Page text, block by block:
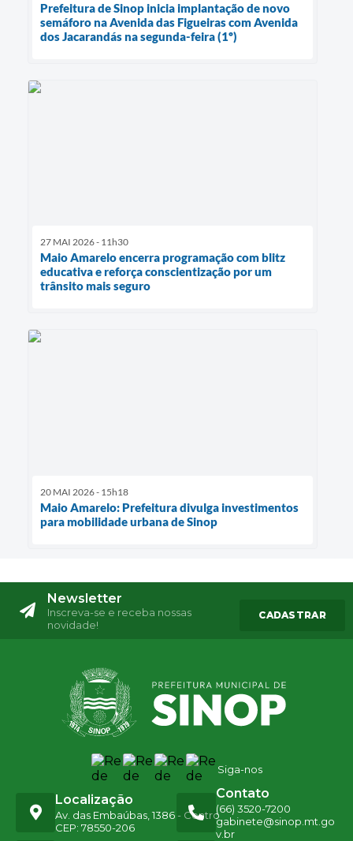
Prefeitura de Sinop inicia implantação de novo
semáforo na Avenida das Figueiras com Avenida
dos Jacarandás na segunda-feira (1º)
27 MAI 2026 - 11h30
Maio Amarelo encerra programação com blitz
educativa e reforça conscientização por um
trânsito mais seguro
20 MAI 2026 - 15h18
Maio Amarelo: Prefeitura divulga investimentos
para mobilidade urbana de Sinop
Newsletter
Inscreva-se e receba nossas
novidade!
CADASTRAR
Siga-nos
Localização
Av. das Embaúbas, 1386 - Centro
CEP: 78550-206
Contato
(66) 3520-7200
gabinete@sinop.mt.go
v.br